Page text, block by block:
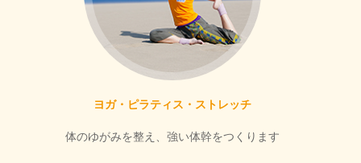
ヨガ・ピラティス・ストレッチ
体のゆがみを整え、強い体幹をつくります